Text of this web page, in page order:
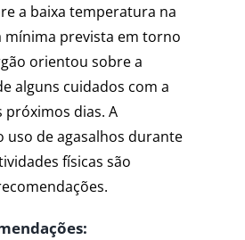
a baixa temperatura na
mínima prevista em torno
orientou sobre a
alguns cuidados com a
próximos dias. A
uso de agasalhos durante
físicas são